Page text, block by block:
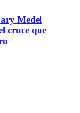
Medel
cruce que